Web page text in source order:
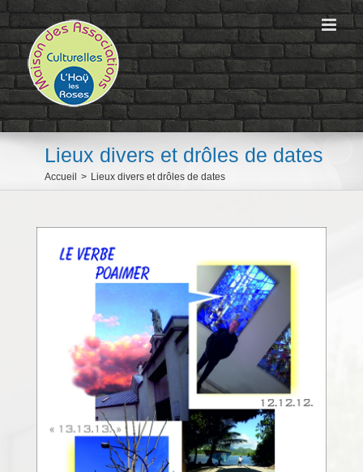
Passer
au
contenu
Lieux divers et drôles de dates
Accueil > Lieux divers et drôles de dates